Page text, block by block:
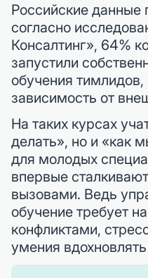
Российские данные
согласно
Консалтинг», 64%
запустили
обучения тимлидов,
зависимость от
На таких курсах
делать», но и «как
для молодых
впервые
вызовами. Ведь
обучение требует
конфликтами,
умения